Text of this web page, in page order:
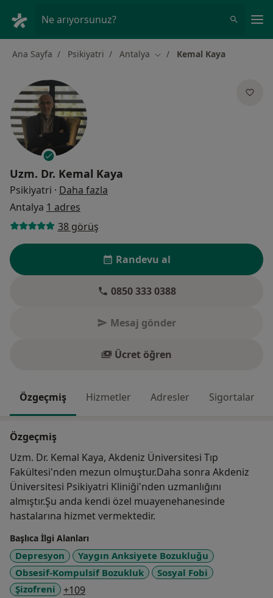
Ne arıyorsunuz?
Ana Sayfa Psikiyatri Antalya Şehir değiştir
Kemal Kaya
Uzm. Dr. Kemal Kaya
Psikiyatri · Daha fazla
Antalya 1 adres
38 görüş
Randevu al
0850 333 0388
Mesaj gönder
Ücret öğren
Özgeçmiş Hizmetler Adresler Sigortalar
Özgeçmiş
Uzm. Dr. Kemal Kaya, Akdeniz Üniversitesi Tıp
Fakültesi'nden mezun olmuştur.Daha sonra Akdeniz
Üniversitesi Psikiyatri Kliniği'nden uzmanlığını
almıştır.Şu anda kendi özel muayenehanesinde
hastalarına hizmet vermektedir.
Başlıca İlgi Alanları
Depresyon
Yaygın Anksiyete Bozukluğu
Obsesif-Kompulsif Bozukluk
Sosyal Fobi
Şizofreni
+109a11y_sr_more_diseases